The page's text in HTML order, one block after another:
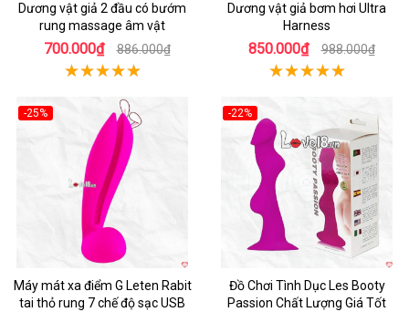
Dương vật giả 2 đầu có bướm
rung massage âm vật
700.000₫ 886.000₫
Dương vật giả bơm hơi Ultra
Harness
850.000₫ 988.000₫
-25%
Máy mát xa điểm G Leten Rabit
tai thỏ rung 7 chế độ sạc USB
-22%
Đồ Chơi Tình Dục Les Booty
Passion Chất Lượng Giá Tốt